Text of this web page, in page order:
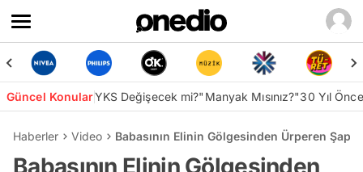
Güncel KonularYKS Değişecek mi?"Manyak Mısınız?"30 Yıl
Haberler Video Babasının Elinin Gölgesinden Ürperen
Babasının Elinin Gölgesinden